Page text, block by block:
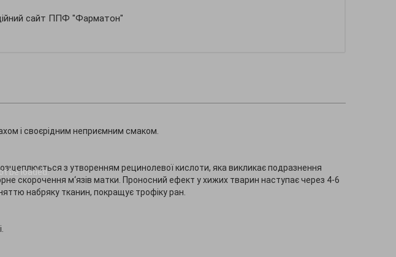
be loaded.
сайт ППФ "Фарматон"
і своєрідним неприємним смаком.
з утворенням рецинолевої кислоти, яка викликає подразнення
скорочення м‘язів матки. Проносний ефект у хижих тварин наступає через 4-6
набряку тканин, покращує трофіку ран.